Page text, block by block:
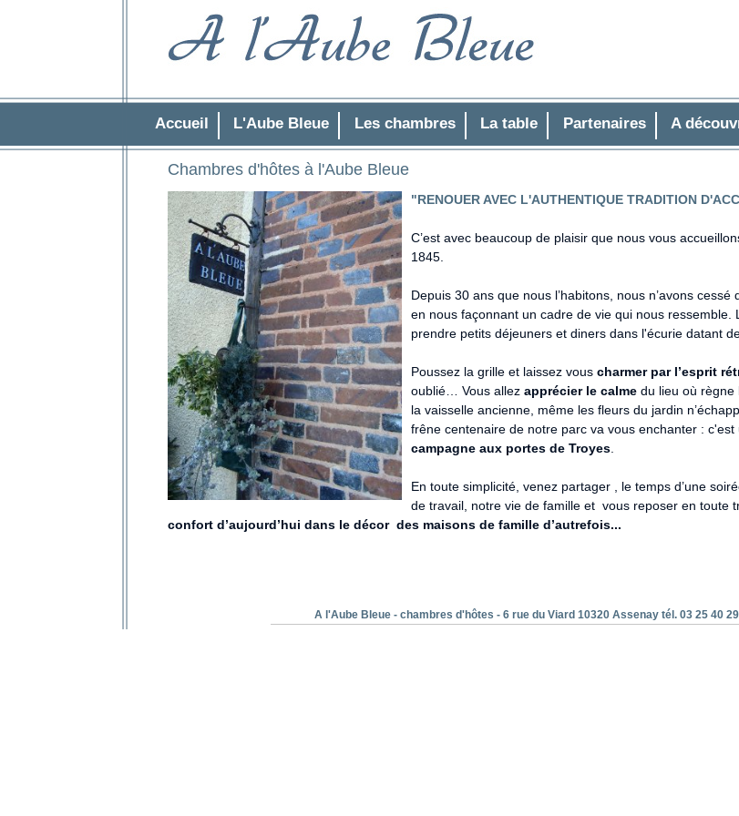
Accueil L'Aube Bleue Les chambres La table Partenaires A
Chambres d'hôtes à l'Aube Bleue
"RENOUER AVEC L'AUTHENTIQUE TRADITION
C’est avec beaucoup de plaisir que nous vous
1845.
Depuis 30 ans que nous l’habitons, nous n’avons
en nous façonnant un cadre de vie qui nous
prendre petits déjeuners et diners dans l'écurie datant
Poussez la grille et laissez vous charmer par l’esprit
oublié… Vous allez apprécier le calme du lieu où règne
la vaisselle ancienne, même les fleurs du jardin
frêne centenaire de notre parc va vous enchanter :
campagne aux portes de Troyes.
En toute simplicité, venez partager , le temps d’une
de travail, notre vie de famille et vous reposer en toute
confort d’aujourd’hui dans le décor des maisons de famille d’autrefois...
A l'Aube Bleue - chambres d'hôtes - 6 rue du Viard 10320 Assenay tél. 03 25 40